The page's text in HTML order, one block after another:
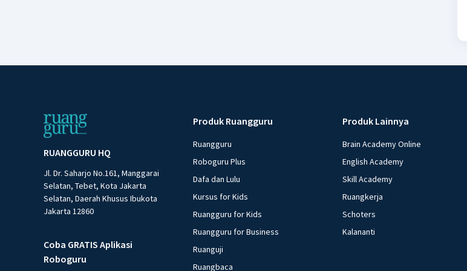
RUANGGURU HQ
Jl. Dr. Saharjo No.161, Manggarai
Selatan, Tebet, Kota Jakarta
Selatan, Daerah Khusus Ibukota
Jakarta 12860
Coba GRATIS Aplikasi
Roboguru
Produk Ruangguru
Ruangguru
Roboguru Plus
Dafa dan Lulu
Kursus for Kids
Ruangguru for Kids
Ruangguru for Business
Ruanguji
Ruangbaca
Produk Lainnya
Brain Academy Online
English Academy
Skill Academy
Ruangkerja
Schoters
Kalananti